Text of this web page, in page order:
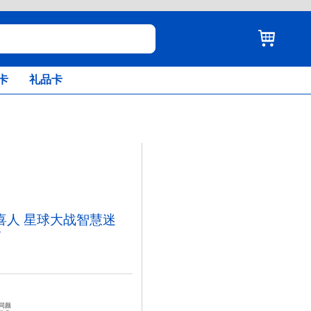
礼品卡
人 星球大战智慧迷
颜